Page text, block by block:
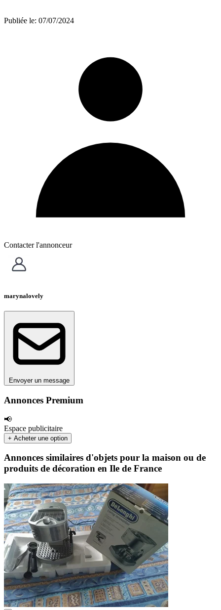
Publiée le: 07/07/2024
Annonces Premium
📢
Espace publicitaire
+ Acheter une option
Contacter l'annonceur
marynalovely
Envoyer un message
Annonces similaires d'objets pour la maison ou de
produits de décoration en Ile de France